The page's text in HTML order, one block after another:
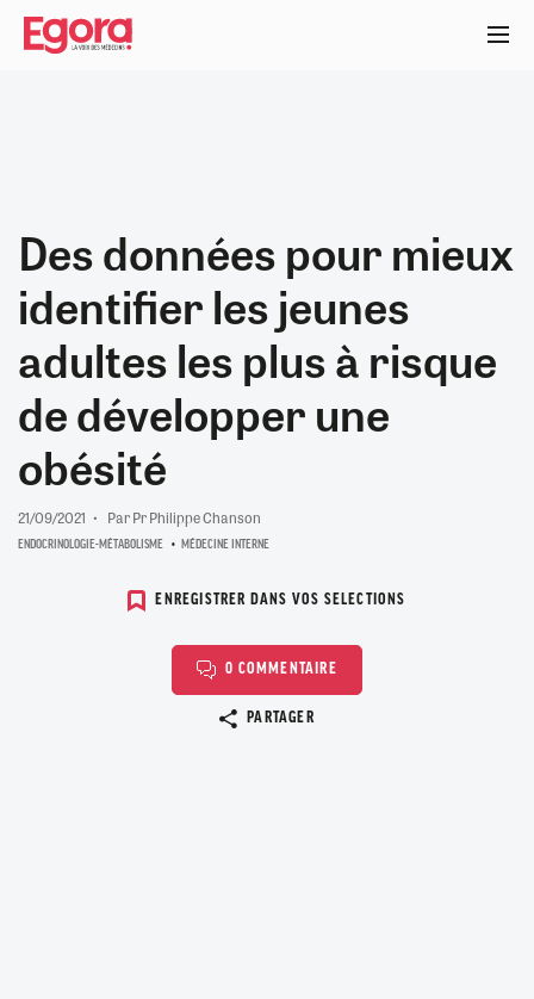
Aller
contenu
Des données pour mieux
identifier les jeunes
adultes les plus à risque
de développer une
obésité
21/09/2021 Par Pr Philippe Chanson
ENDOCRINOLOGIE-MÉTABOLISME MÉDECINE INTERNE
ENREGISTRER DANS VOS SELECTIONS
0 COMMENTAIRE
PARTAGER